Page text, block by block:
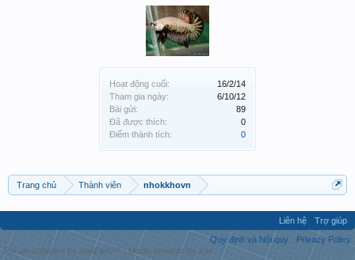
Hoạt động cuối:
16/2/14
Tham gia ngày:
6/10/12
Bài gửi:
89
Đã được thích:
0
Điểm thành tích:
0
Trang chủ Thành viên nhokkhovn
Liên hệ
Trợ giúp
Quy định và Nội quy
Privacy Policy
Forum software by XenForo™ | Media embeds by s9e